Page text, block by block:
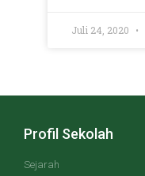
Juli 24, 2020
Profil Sekolah
Sejarah